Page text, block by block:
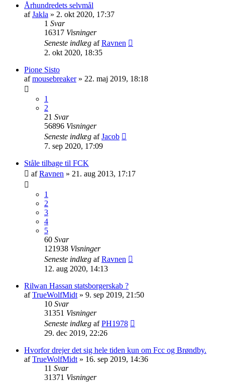
Århundredets selvmål
afJakla » 2. okt 2020, 17:37
1 Svar
16317 Visninger
Seneste indlæg afRavnen
2. okt 2020, 18:35
Pione Sisto
afmousebreaker» 22. maj 2019, 18:18
1
2
21 Svar
56896 Visninger
Seneste indlæg afJacob
7. sep 2020, 17:09
Ståle tilbage til FCK
afRavnen » 21. aug 2013, 17:17
1
2
3
4
5
60 Svar
121938 Visninger
Seneste indlæg afRavnen
12. aug 2020, 14:13
Rilwan Hassan statsborgerskab ?
afTrueWolfMidt » 9. sep 2019, 21:50
10 Svar
31351 Visninger
Seneste indlæg afPH1978
29. dec 2019, 22:26
Hvorfor drejer det sig hele tiden kun om Fcc og Brøndby.
afTrueWolfMidt » 16. sep 2019, 14:36
11 Svar
31371 Visninger